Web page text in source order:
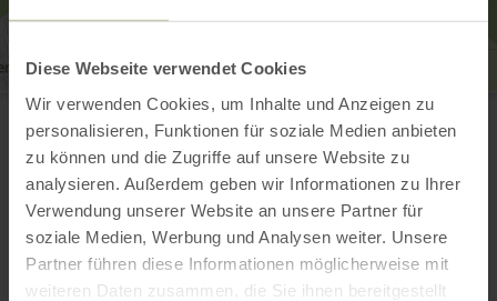
Diese Webseite verwendet Cookies
Wir verwenden Cookies, um Inhalte und Anzeigen zu
personalisieren, Funktionen für soziale Medien anbieten
zu können und die Zugriffe auf unsere Website zu
analysieren. Außerdem geben wir Informationen zu Ihrer
Verwendung unserer Website an unsere Partner für
soziale Medien, Werbung und Analysen weiter. Unsere
Partner führen diese Informationen möglicherweise mit
weiteren Daten zusammen, die Sie ihnen bereitgestellt
Bahnhof
Bahnhofstraße 9
54584 Jünkerath
+49 6591 131203
E-Mail
Webseite
Anreise planen
in Karte anzeigen